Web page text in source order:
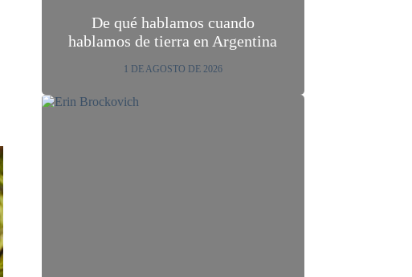
De qué hablamos cuando
hablamos de tierra en Argentina
1 DE AGOSTO DE 2026